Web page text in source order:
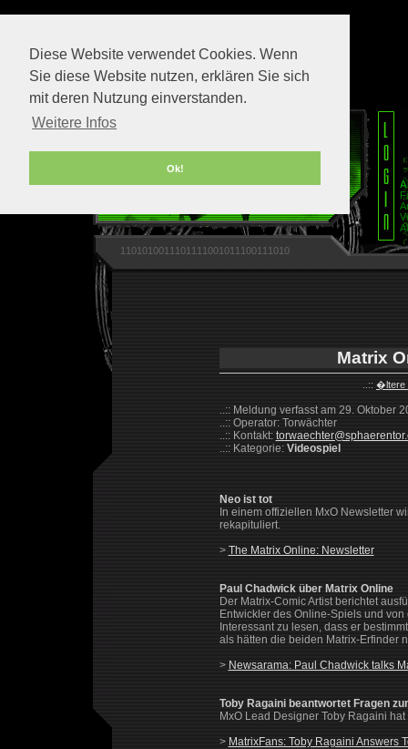
Diese Website verwendet Cookies. Wenn
Sie diese Website nutzen, erklären Sie sich
mit deren Nutzung einverstanden.
Weitere Infos
Ok!
1101010011101111001011100111010
Matrix
..:: �ltere
..:: Meldung verfasst am 29. Oktober
..:: Operator: Torwächter
..:: Kontakt:
..:: Kategorie: Videospiel
Neo ist tot
In einem offiziellen MxO Newsletter
rekapituliert.
> The Matrix Online: Newsletter
Paul Chadwick über Matrix Online
Der Matrix-Comic Artist berichtet
Entwickler des Online-Spiels und
Interessant zu lesen, dass er
als hätten die beiden Matrix-Erfinder
> Newsarama: Paul Chadwick talks
Toby Ragaini beantwortet Fragen
MxO Lead Designer Toby Ragaini
> MatrixFans: Toby Ragaini Answers